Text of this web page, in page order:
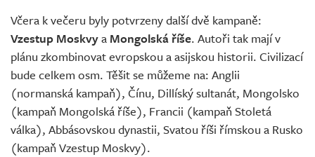
Včera k večeru byly potvrzeny další dvě kampaně:
Vzestup Moskvya Mongolská říše. Autoři tak mají v
plánu zkombinovat evropskou a asijskou historii. Civilizací
bude celkem osm. Těšit se můžeme na: Anglii
(normanská kampaň), Čínu, Dillíský sultanát, Mongolsko
(kampaň Mongolská říše), Francii (kampaň Stoletá
válka), Abbásovskou dynastii, Svatou říši římskou a Rusko
(kampaň Vzestup Moskvy).